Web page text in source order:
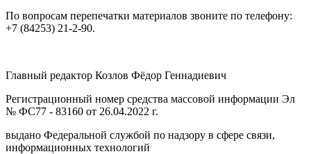
По вопросам перепечатки материалов звоните по телефону:
+7 (84253) 21-2-90.
Главный редактор Козлов Фёдор Геннадиевич
Регистрационный номер средства массовой информации Эл
№ ФС77 - 83160 от 26.04.2022 г.
выдано Федеральной службой по надзору в сфере связи,
информационных технологий